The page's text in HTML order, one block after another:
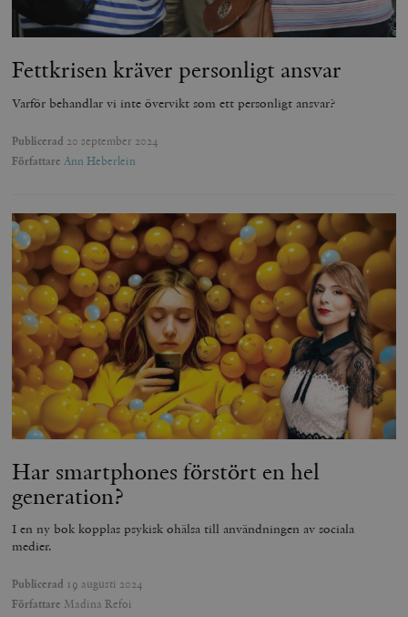
Fettkrisen kräver personligt ansvar
Varför behandlar vi inte övervikt som ett personligt ansvar?
Publicerad 20 september 2024
Författare Ann Heberlein
Har smartphones förstört en hel
generation?
I en ny bok kopplas psykisk ohälsa till användningen av sociala
medier.
Publicerad 19 augusti 2024
Författare Madina Refoi